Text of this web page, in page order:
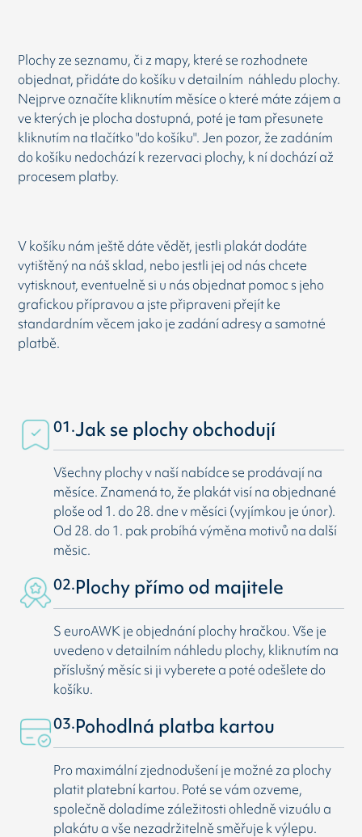
Plochy ze seznamu, či z mapy, které se rozhodnete
objednat, přidáte do košíku v detailním náhledu plochy.
Nejprve označíte kliknutím měsíce o které máte zájem a
ve kterých je plocha dostupná, poté je tam přesunete
kliknutím na tlačítko "do košíku". Jen pozor, že zadáním
do košíku nedochází k rezervaci plochy, k ní dochází až
procesem platby.
V košíku nám ještě dáte vědět, jestli plakát dodáte
vytištěný na náš sklad, nebo jestli jej od nás chcete
vytisknout, eventuelně si u nás objednat pomoc s jeho
grafickou přípravou a jste připraveni přejít ke
standardním věcem jako je zadání adresy a samotné
platbě.
01.Jak se plochy obchodují
Všechny plochy v naší nabídce se prodávají na
měsíce. Znamená to, že plakát visí na objednané
ploše od 1. do 28. dne v měsíci (vyjímkou je únor).
Od 28. do 1. pak probíhá výměna motivů na další
měsic.
02.Plochy přímo od majitele
S euroAWK je objednání plochy hračkou. Vše je
uvedeno v detailním náhledu plochy, kliknutím na
příslušný měsíc si ji vyberete a poté odešlete do
košíku.
03.Pohodlná platba kartou
Pro maximální zjednodušení je možné za plochy
platit platební kartou. Poté se vám ozveme,
společně doladíme záležitosti ohledně vizuálu a
plakátu a vše nezadržitelně směřuje k výlepu.